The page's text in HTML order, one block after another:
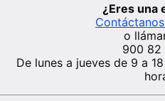
¿Eres una
o
900 82
De lunes a jueves de 9 a